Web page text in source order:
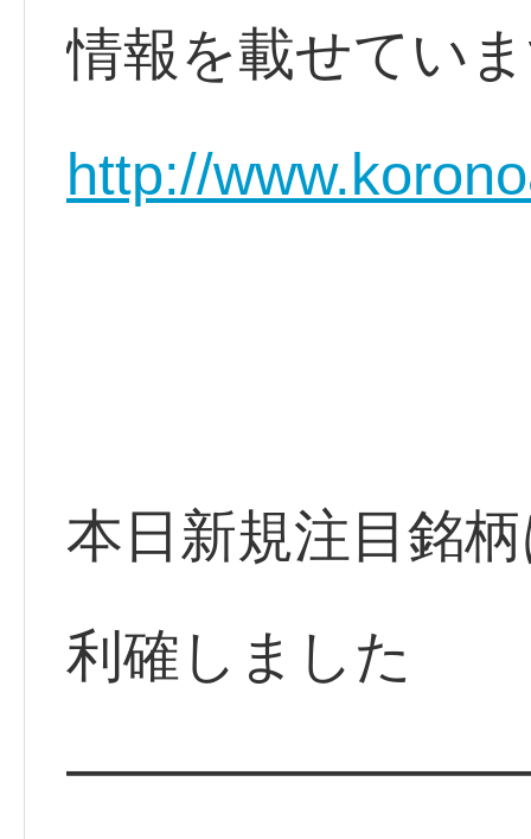
情報を載せてい
http://
本日新規注目銘
利確しました